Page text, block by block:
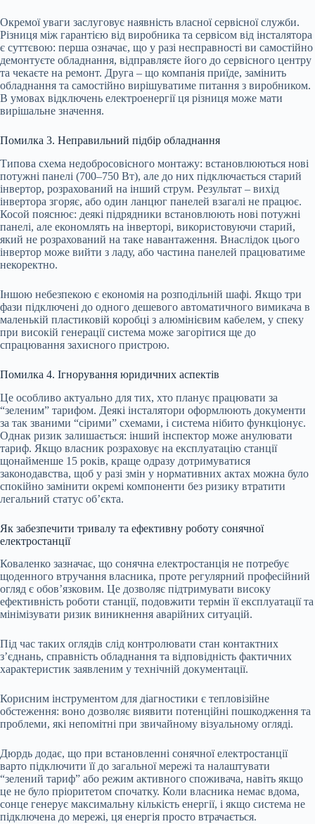
Окремої уваги заслуговує наявність власної сервісної служби.
Різниця між гарантією від виробника та сервісом від інсталятора
є суттєвою: перша означає, що у разі несправності ви самостійно
демонтуєте обладнання, відправляєте його до сервісного центру
та чекаєте на ремонт. Друга – що компанія приїде, замінить
обладнання та самостійно вирішуватиме питання з виробником.
В умовах відключень електроенергії ця різниця може мати
вирішальне значення.
Помилка 3. Неправильний підбір обладнання
Типова схема недобросовісного монтажу: встановлюються нові
потужні панелі (700–750 Вт), але до них підключається старий
інвертор, розрахований на інший струм. Результат – вихід
інвертора згоряє, або один ланцюг панелей взагалі не працює.
Косой пояснює: деякі підрядники встановлюють нові потужні
панелі, але економлять на інверторі, використовуючи старий,
який не розрахований на таке навантаження. Внаслідок цього
інвертор може вийти з ладу, або частина панелей працюватиме
некоректно.
Іншою небезпекою є економія на розподільній шафі. Якщо три
фази підключені до одного дешевого автоматичного вимикача в
маленькій пластиковій коробці з алюмінієвим кабелем, у спеку
при високій генерації система може загорітися ще до
спрацювання захисного пристрою.
Помилка 4. Ігнорування юридичних аспектів
Це особливо актуально для тих, хто планує працювати за
“зеленим” тарифом. Деякі інсталятори оформлюють документи
за так званими “сірими” схемами, і система нібито функціонує.
Однак ризик залишається: інший інспектор може анулювати
тариф. Якщо власник розраховує на експлуатацію станції
щонайменше 15 років, краще одразу дотримуватися
законодавства, щоб у разі змін у нормативних актах можна було
спокійно замінити окремі компоненти без ризику втратити
легальний статус об’єкта.
Як забезпечити тривалу та ефективну роботу сонячної
електростанції
Коваленко зазначає, що сонячна електростанція не потребує
щоденного втручання власника, проте регулярний професійний
огляд є обов’язковим. Це дозволяє підтримувати високу
ефективність роботи станції, подовжити термін її експлуатації та
мінімізувати ризик виникнення аварійних ситуацій.
Під час таких оглядів слід контролювати стан контактних
з’єднань, справність обладнання та відповідність фактичних
характеристик заявленим у технічній документації.
Корисним інструментом для діагностики є тепловізійне
обстеження: воно дозволяє виявити потенційні пошкодження та
проблеми, які непомітні при звичайному візуальному огляді.
Дюрдь додає, що при встановленні сонячної електростанції
варто підключити її до загальної мережі та налаштувати
“зелений тариф” або режим активного споживача, навіть якщо
це не було пріоритетом спочатку. Коли власника немає вдома,
сонце генерує максимальну кількість енергії, і якщо система не
підключена до мережі, ця енергія просто втрачається.